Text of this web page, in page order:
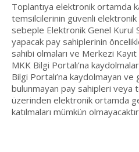
Toplantıya elektronik ortamda
temsilcilerinin güvenli elektronik
sebeple Elektronik Genel Kurul
yapacak pay sahiplerinin
sahibi olmaları ve Merkezi Kayıt
MKK Bilgi Portalı’na
Bilgi Portalı’na kaydolmayan
bulunmayan pay sahipleri veya
üzerinden elektronik ortamda
katılmaları mümkün